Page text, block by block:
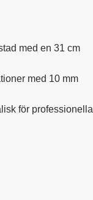
med en 31 cm
med 10 mm
för professionella